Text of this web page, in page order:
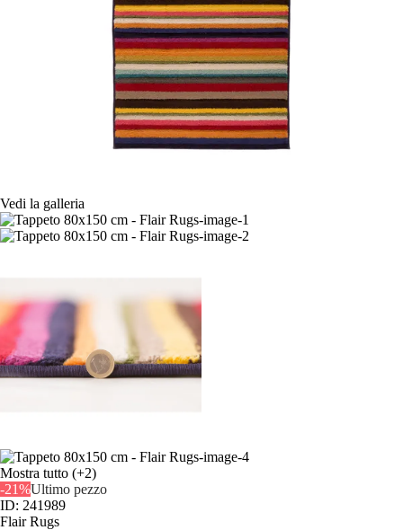
Vedi la galleria
Mostra tutto (+2)
-21%Ultimo pezzo
ID: 241989
Flair Rugs